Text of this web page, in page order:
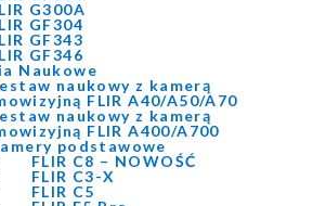
G300A
GF304
GF343
GF346
Naukowe
naukowy z kamerą
FLIR A40/A50/A70
naukowy z kamerą
FLIR A400/A700
podstawowe
FLIR C8 – NOWOŚĆ
FLIR C3-X
FLIR C5